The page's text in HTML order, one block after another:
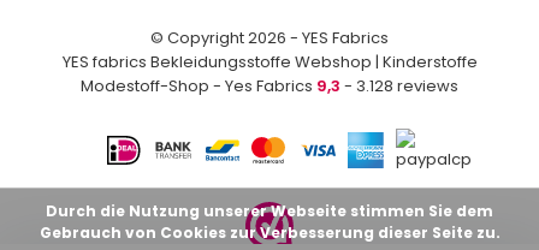
© Copyright 2026 - YES Fabrics
YES fabrics Bekleidungsstoffe Webshop | Kinderstoffe
Modestoff-Shop - Yes Fabrics 9,3 - 3.128 reviews
Durch die Nutzung unserer Webseite stimmen Sie dem
Gebrauch von Cookies zur Verbesserung dieser Seite zu.